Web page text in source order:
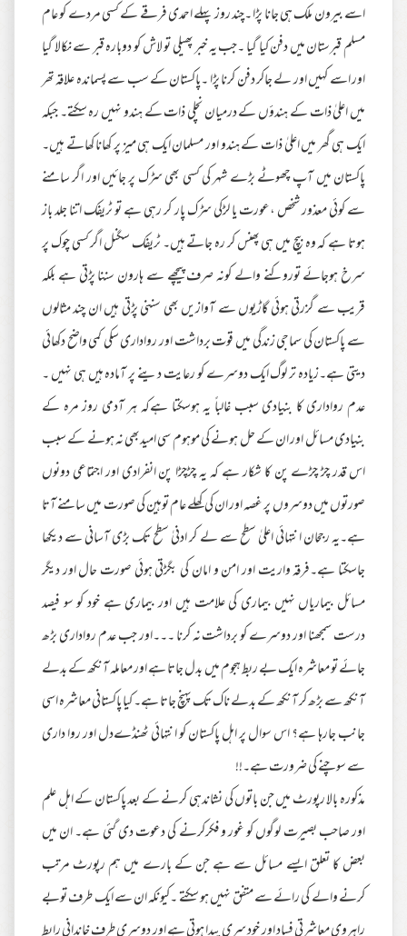
اسے بیرون ملک ہی جانا پڑا ۔چند روز پہلے احمدی فرقے کے کسی مردے کو عام
مسلم قبرستان میں دفن کیا گیا ۔جب یہ خبر پھیلی تو لاش کو دوبارہ قبر سے نکالا گیا
اور اسے کہیں اور لے جاکر دفن کرنا پڑا ۔پاکستان کے سب سے پسماندہ علاقہ تھر
میں اعلیٰ ذات کے ہندؤں کے درمیان نچلی ذات کے ہندو نہیں رہ سکتے۔ جبکہ
ایک ہی گھر میں اعلیٰ ذات کے ہندو اور مسلمان ایک ہی میز پر کھانا کھاتے ہیں۔
پاکستان میں آپ چھوٹے بڑے شہر کی کسی بھی سڑک پر جائیں اور اگر سامنے
سے کوئی معذور شخص ،عورت یا لڑکی سڑک پار کر رہی ہے تو ٹریفک اتنا جلد باز
ہوتا ہے کہ وہ بیچ میں ہی پھنس کر رہ جاتے ہیں۔ ٹریفک سگنل اگر کسی چوک پر
سرخ ہوجائے توروکنے والے کونہ صرف پیچھے سے ہارون سننا پڑتی ہے بلکہ
قریب سے گزرتی ہوئی گاڑیوں سے آوازیں بھی سننی پڑتی ہیں ان چند مثالوں
سے پاکستان کی سماجی زندگی میں قوت برداشت اور رواداری سکی کمی واضح دکھائی
دیتی ہے۔زیادہ تر لوگ ایک دوسرے کو رعایت دینے پر آمادہ ہیں ہی نہیں ۔
عدم رواداری کا بنیادی سبب غالباً یہ ہوسکتا ہےکہ ہر آدمی روز مرہ کے
بنیادی مسائل اور ان کے حل ہونے کی موہوم سی امیدبھی نہ ہونے کے سبب
اس قدر چڑ چڑے پن کا شکار ہے کہ یہ چڑچڑا پن انفرادی اور اجتماعی دونوں
صورتوں میں دوسروں پر غصہ اور ان کی کھلے عام توہین کی صورت میں سامنے آتا
ہے۔یہ رجحان انتہائی اعلیٰ سطح سے لے کر ادنیٰ سطح تک بڑی آسانی سے دیکھا
جاسکتا ہے۔فرقہ واریت اور امن و امان کی بگڑتی ہوئی صورت حال اور دیگر
مسائل بیماریاں نہیں بیماری کی علامت ہیں اور بیماری ہے خود کو سو فیصد
درست سمجھنا اور دوسرے کو برداشت نہ کرنا ۔۔۔اور جب عدم رواداری بڑھ
جائے تو معاشرہ ایک بے ربط ہجوم میں بدل جاتا ہے اور معاملہ آنکھ کے بدلے
آنکھ سے بڑھ کر آنکھ کے بدلے ناک تک پہنچ جاتا ہے۔ کیا پاکستانی معاشرہ اسی
جانب جارہا ہے؟ اس سوال پر اہل پاکستان کو انتہائی ٹھنڈےدل اور روا داری
سے سوچنے کی ضرورت ہے۔!!
مذکورہ بالا رپورٹ میں جن باتوں کی نشاندہی کرنے کے بعد پاکستان کے اہل علم
اور صاحب بصیرت لوگوں کو غور و فکرکرنے کی دعوت دی گئی ہے۔ ان میں
بعض کا تعلق ایسے مسائل سے ہے جن کے بارے میں ہم رپورٹ مرتب
کرنے والے کی رائے سے متفق نہیں ہو سکتے ۔کیونکہ ان سے ایک طرف توبے